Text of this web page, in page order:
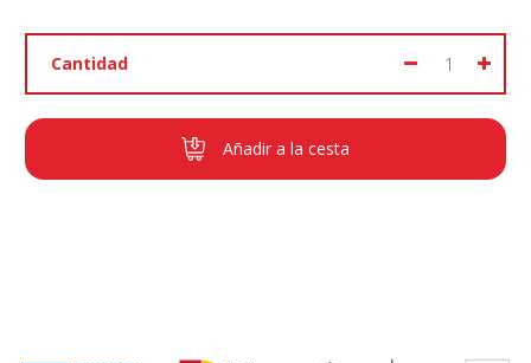
Cantidad
Añadir a la cesta